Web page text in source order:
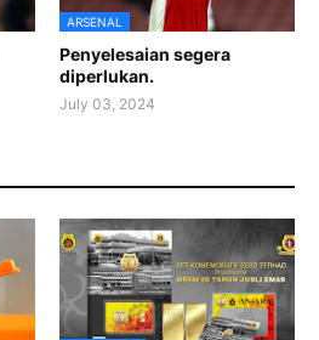
ARSENAL
Penyelesaian segera
diperlukan.
July 03, 2024